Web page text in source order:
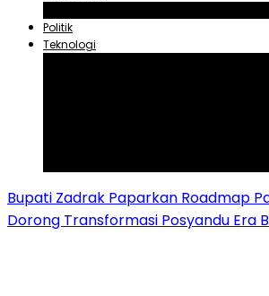
Politik
Teknologi
Bupati Zadrak Paparkan Roadmap
Dorong Transformasi Posyandu Era